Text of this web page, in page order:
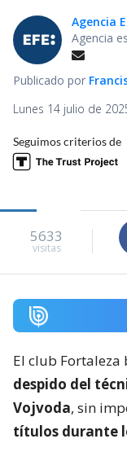
Agencia
Agencia
Publicado por
Lunes 14 julio de
Seguimos criterios de
5633
visitas
El club Fortaleza
despido del
Vojvoda, sin
títulos durante